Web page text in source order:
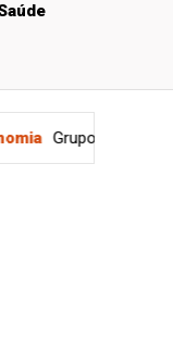
Cyrela é reconhecido